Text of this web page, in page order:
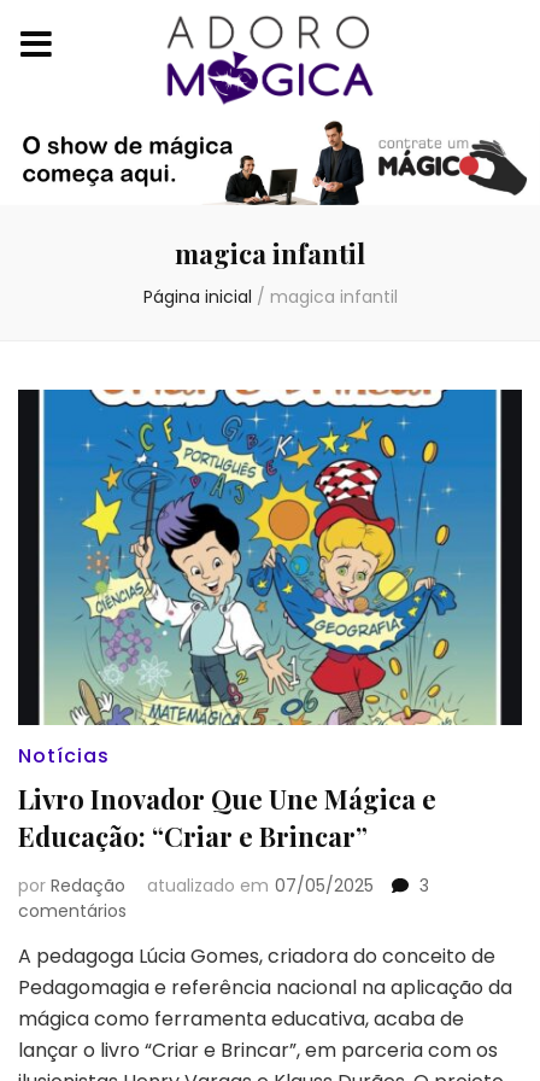
magica infantil
Página inicial / magica infantil
Notícias
Livro Inovador Que Une Mágica e
Educação: “Criar e Brincar”
por Redação atualizado em 07/05/2025
3
comentários
Inovador
Que
Une
Mágica
e
A pedagoga Lúcia Gomes, criadora do conceito de
Pedagomagia e referência nacional na aplicação da
mágica como ferramenta educativa, acaba de
lançar o livro “Criar e Brincar”, em parceria com os